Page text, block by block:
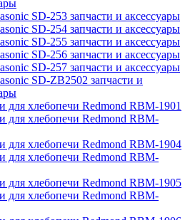
SD-253 запчасти и аксессуары
SD-254 запчасти и аксессуары
SD-255 запчасти и аксессуары
SD-256 запчасти и аксессуары
SD-257 запчасти и аксессуары
SD-ZB2502 запчасти и
для хлебопечи Redmond RBM-1901
для хлебопечи Redmond RBM-
для хлебопечи Redmond RBM-1904
для хлебопечи Redmond RBM-
для хлебопечи Redmond RBM-1905
для хлебопечи Redmond RBM-